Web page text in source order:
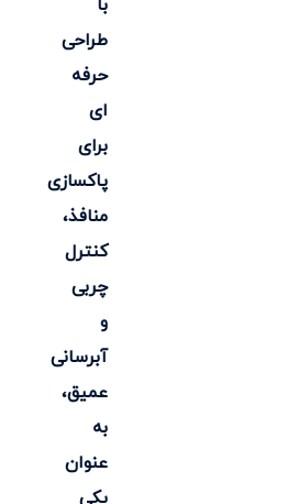
با
طراحی
حرفه
ای
برای
پاکسازی
منافذ،
کنترل
چربی
و
آبرسانی
عمیق،
به
عنوان
یکی